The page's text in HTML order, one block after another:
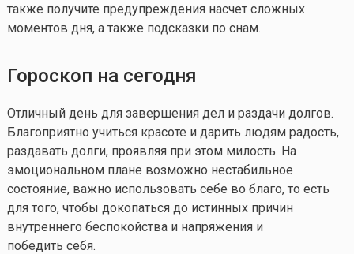
также получите предупреждения насчет сложных
моментов дня, а также подсказки по снам.
Гороскоп на сегодня
Отличный день для завершения дел и раздачи долгов.
Благоприятно учиться красоте и дарить людям радость,
раздавать долги, проявляя при этом милость. На
эмоциональном плане возможно нестабильное
состояние, важно использовать себе во благо, то есть
для того, чтобы докопаться до истинных причин
внутреннего беспокойства и напряжения и
победить себя.